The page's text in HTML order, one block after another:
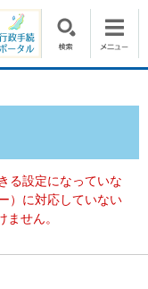
る設定になっていな
）に対応していない
せん。